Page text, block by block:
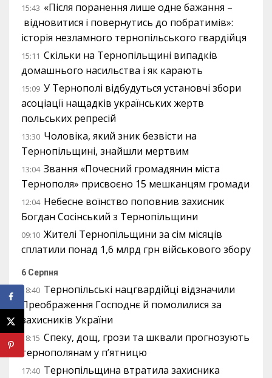
15:43 «Після поранення лише одне бажання –
відновитися і повернутись до побратимів»:
історія незламного тернопільського гвардійця
15:11 Скільки на Тернопільщині випадків
домашнього насильства і як карають
15:09 У Тернополі відбудуться установчі збори
асоціації нащадків українських жертв
польських репресій
13:30 Чоловіка, який зник безвісти на
Тернопільщині, знайшли мертвим
13:04 Звання «Почесний громадянин міста
Тернополя» присвоєно 15 мешканцям громади
12:04 Небесне воїнство поповнив захисник
Богдан Сосінський з Тернопільщини
09:10 Жителі Тернопільщини за сім місяців
сплатили понад 1,6 млрд грн військового збору
6 Серпня
18:40 Тернопільські нацгвардійці відзначили
Преображення Господнє й помолилися за
захисників України
18:15 Спеку, дощ, грози та шквали прогнозують
тернополянам у п’ятницю
17:40 Тернопільщина втратила захисника